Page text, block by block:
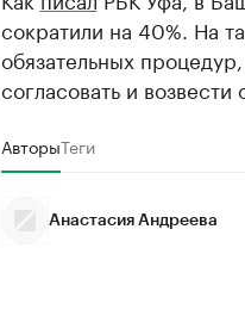
сократили на 40%. На
обязательных
согласовать и возвести
АвторыТеги
Анастасия Андреева